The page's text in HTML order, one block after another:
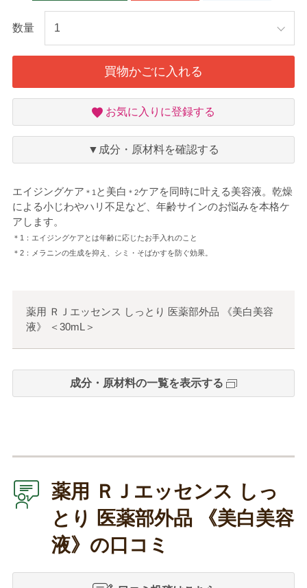
数量
買物かごに入れる
お
入
り
お気に入りに登録する
▼成分・原材料を確認する
エイジングケア ＊1 と美白 ＊2ケアを同時に叶える美容液。乾燥
による小じわやハリ不足など、年齢サインのお悩みを本格ケ
アします。
＊1：エイジングケアとは年齢に応じたお手入れのこと
＊2：メラニンの生成を抑え、シミ・そばかすを防ぐ効果。
薬用 ＲＪエッセンス しっとり 医薬部外品 《美白美容
液》
＜30mL ＞
成分・原材料の一覧を表示する
薬用 ＲＪエッセンス しっ
とり 医薬部外品 《美白美容
液》の口コミ